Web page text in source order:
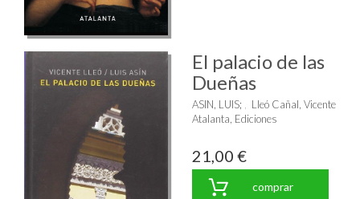
El palacio de las
Dueñas
ASIN, LUIS;
Lleó Cañal, Vicente
Atalanta, Ediciones
21,00 €
comprar